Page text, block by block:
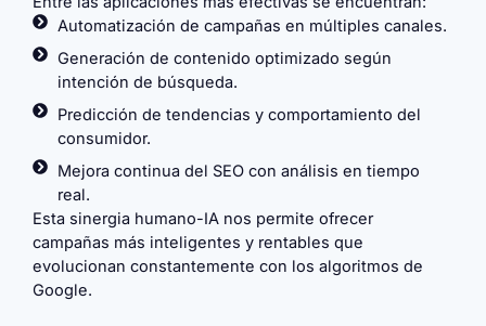
Automatización de campañas en múltiples canales.
Generación de contenido optimizado según
intención de búsqueda.
Predicción de tendencias y comportamiento del
consumidor.
Mejora continua del SEO con análisis en tiempo
real.
Esta sinergia humano-IA nos permite ofrecer
campañas más inteligentes y rentables que
evolucionan constantemente con los algoritmos de
Google.